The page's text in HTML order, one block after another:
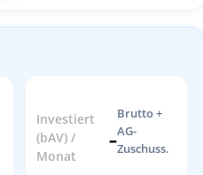
Investiert
(bAV) /
Monat
–
Brutto +
AG-
Zuschuss.